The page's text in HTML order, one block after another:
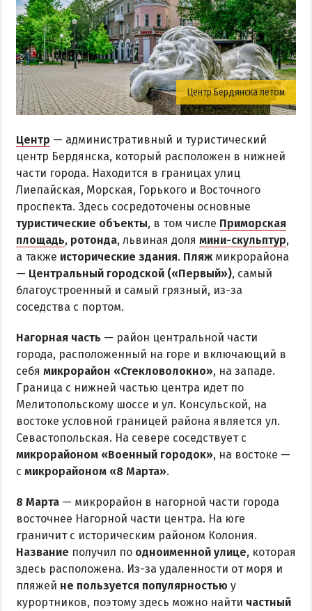
Центр Бердянска летом
Центр — административный и туристический
центр Бердянска, который расположен в нижней
части города. Находится в границах улиц
Лиепайская, Морская, Горького и Восточного
проспекта. Здесь сосредоточены основные
туристические объекты, в том числе Приморская
площадь, ротонда, львиная доля мини-скульптур,
а также исторические здания. Пляж микрорайона
— Центральный городской («Первый»), самый
благоустроенный и самый грязный, из-за
соседства с портом.
Нагорная часть — район центральной части
города, расположенный на горе и включающий в
себя микрорайон «Стекловолокно», на западе.
Граница с нижней частью центра идет по
Мелитопольскому шоссе и ул. Консульской, на
востоке условной границей района является ул.
Севастопольская. На севере соседствует с
микрорайоном «Военный городок», на востоке —
с микрорайоном «8 Марта».
8 Марта — микрорайон в нагорной части города
восточнее Нагорной части центра. На юге
граничит с историческим районом Колония.
Название получил по одноименной улице, которая
здесь расположена. Из-за удаленности от моря и
пляжей не пользуется популярностью у
курортников, поэтому здесь можно найти частный